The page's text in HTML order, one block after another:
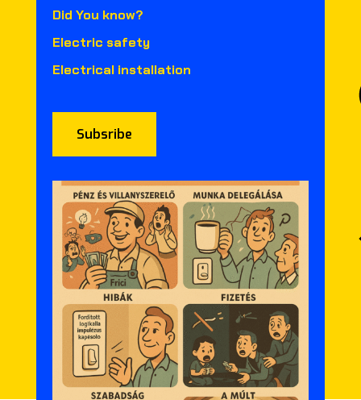
Did You know?
Electric safety
Electrical installation
Subsribe